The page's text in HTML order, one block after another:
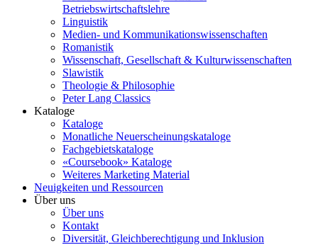
Betriebswirtschaftslehre
Linguistik
Medien- und Kommunikationswissenschaften
Romanistik
Wissenschaft, Gesellschaft & Kulturwissenschaften
Slawistik
Theologie & Philosophie
Peter Lang Classics
Kataloge
Kataloge
Monatliche Neuerscheinungskataloge
Fachgebietskataloge
«Coursebook» Kataloge
Weiteres Marketing Material
Neuigkeiten und Ressourcen
Über uns
Über uns
Kontakt
Diversität, Gleichberechtigung und Inklusion